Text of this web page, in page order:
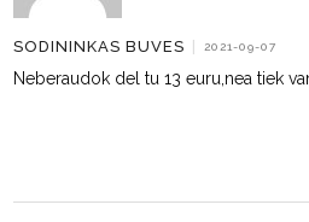
SODININKAS BUVES | 2021-09-07
Neberaudok del tu 13 euru,nea tiek